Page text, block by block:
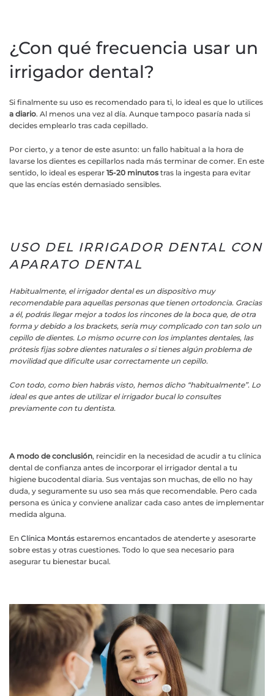
¿Con qué frecuencia usar un
irrigador dental?
Si finalmente su uso es recomendado para ti, lo ideal es que lo utilices
a diario. Al menos una vez al día. Aunque tampoco pasaría nada si
decides emplearlo tras cada cepillado.
Por cierto, y a tenor de este asunto: un fallo habitual a la hora de
lavarse los dientes es cepillarlos nada más terminar de comer. En este
sentido, lo ideal es esperar 15-20 minutos tras la ingesta para evitar
que las encías estén demasiado sensibles.
USO DEL IRRIGADOR DENTAL CON
APARATO DENTAL
Habitualmente, el irrigador dental es un dispositivo muy
recomendable para aquellas personas que tienen ortodoncia. Gracias
a él, podrás llegar mejor a todos los rincones de la boca que, de otra
forma y debido a los brackets, sería muy complicado con tan solo un
cepillo de dientes. Lo mismo ocurre con los implantes dentales, las
prótesis fijas sobre dientes naturales o si tienes algún problema de
movilidad que dificulte usar correctamente un cepillo.
Con todo, como bien habrás visto, hemos dicho “habitualmente”. Lo
ideal es que antes de utilizar el irrigador bucal lo consultes
previamente con tu dentista.
A modo de conclusión, reincidir en la necesidad de acudir a tu clínica
dental de confianza antes de incorporar el irrigador dental a tu
higiene bucodental diaria. Sus ventajas son muchas, de ello no hay
duda, y seguramente su uso sea más que recomendable. Pero cada
persona es única y conviene analizar cada caso antes de implementar
medida alguna.
En Clínica Montás estaremos encantados de atenderte y asesorarte
sobre estas y otras cuestiones. Todo lo que sea necesario para
asegurar tu bienestar bucal.